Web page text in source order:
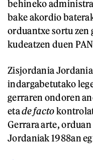
behineko
bake akordio
orduantxe sortu zen
kudeatzen duen
Zisjordania
indargabetutako
gerraren ondoren
etade facto
Gerrara arte,
Jordaniak 1988an